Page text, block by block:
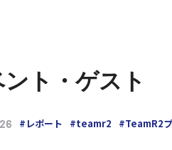
ト・ゲスト
#レポート #teamr2 #TeamR2